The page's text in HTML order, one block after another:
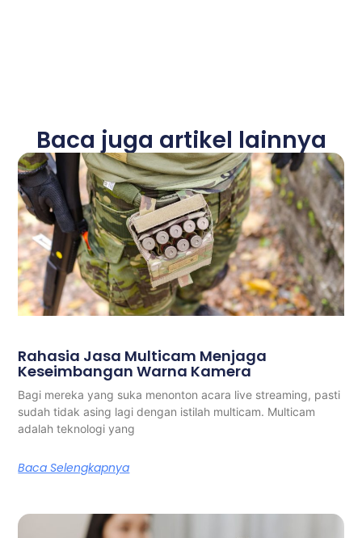
Baca juga artikel lainnya
Rahasia Jasa Multicam Menjaga
Keseimbangan Warna Kamera
Bagi mereka yang suka menonton acara live streaming, pasti
sudah tidak asing lagi dengan istilah multicam. Multicam
adalah teknologi yang
Baca Selengkapnya